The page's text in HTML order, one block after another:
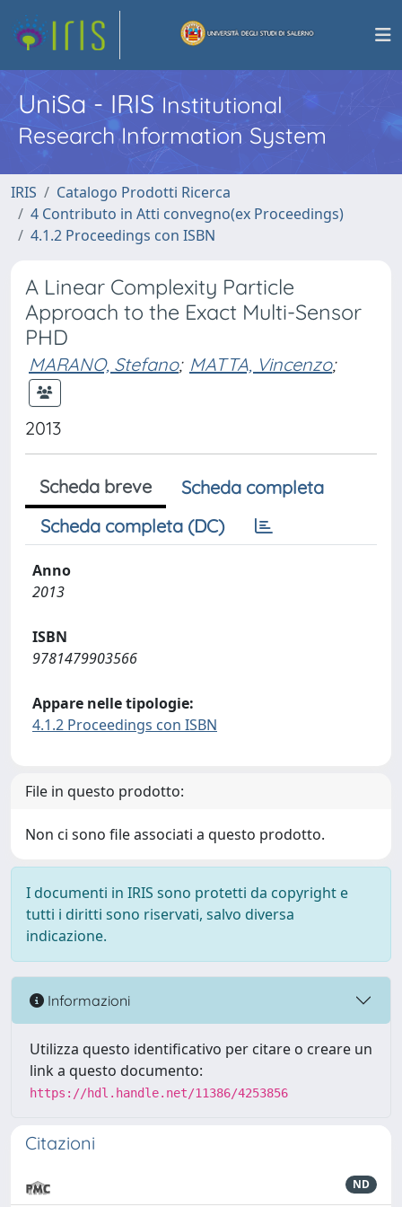
UniSa - IRISInstitutional
Research Information System
IRIS
Catalogo Prodotti Ricerca
4 Contributo in Atti convegno(ex Proceedings)
4.1.2 Proceedings con ISBN
A Linear Complexity Particle
Approach to the Exact Multi-Sensor
PHD
MARANO, Stefano; MATTA, Vincenzo;
2013
Scheda breve
Scheda completa
Scheda completa (DC)
Anno
2013
ISBN
9781479903566
Appare nelle tipologie:
4.1.2 Proceedings con ISBN
File in questo prodotto:
Non ci sono file associati a questo prodotto.
I documenti in IRIS sono protetti da copyright e
tutti i diritti sono riservati, salvo diversa
indicazione.
Informazioni
Utilizza questo identificativo per citare o creare un
link a questo documento:
https://hdl.handle.net/11386/4253856
Citazioni
ND